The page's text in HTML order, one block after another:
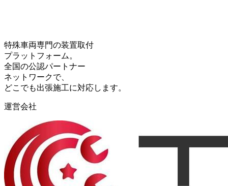
特殊車両専門の装置取付
プラットフォーム。
全国の公認パートナー
ネットワークで、
どこでも出張施工に対応します。
運営会社